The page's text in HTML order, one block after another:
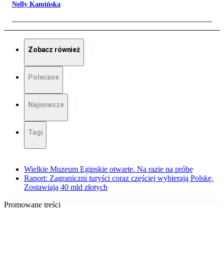
Nelly Kamińska
Zobacz również
Polecane
Najnowsze
Tagi
Wielkie Muzeum Egipskie otwarte. Na razie na próbę
Raport: Zagraniczni turyści coraz częściej wybierają Polskę.
Zostawiają 40 mld złotych
Promowane treści